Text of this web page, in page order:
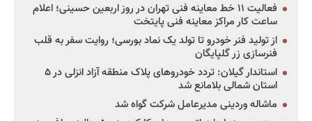
فعالیت ۱۱ خط معاینه فنی تهران در روز اربعین حسینی؛ اعلام
ساعت کار مراکز معاینه فنی پایتخت
از تولید فنر خودرو تا تولد یک نماد بورسی؛ روایت سفر به قلب
فنرسازی زر گلپایگان
استاندار گیلان: تردد خودروهای پلاک منطقه آزاد انزلی در ۵
استان شمالی بلامانع شد
ماشاله وردینی مدیرعامل شرکت گواه شد